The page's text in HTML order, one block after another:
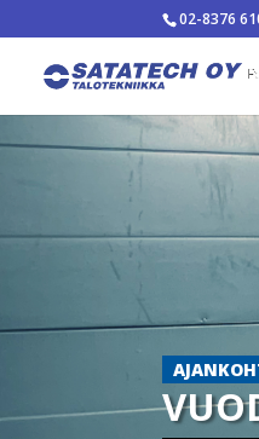
02-8376